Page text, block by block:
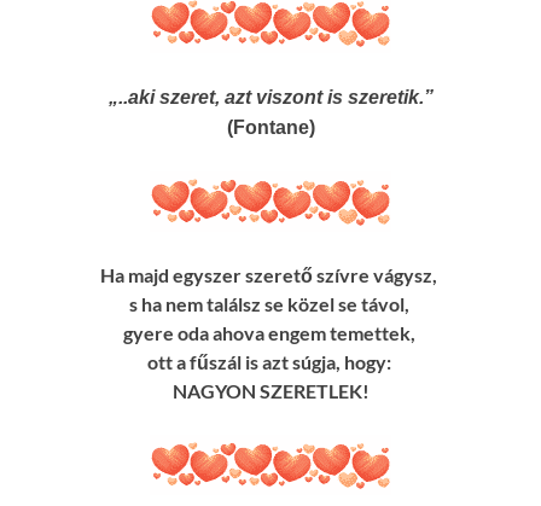
„..aki szeret, azt viszont is szeretik.”
(Fontane)
Ha majd egyszer szerető szívre vágysz,
s ha nem találsz se közel se távol,
gyere oda ahova engem temettek,
ott a fűszál is azt súgja, hogy:
NAGYON SZERETLEK!